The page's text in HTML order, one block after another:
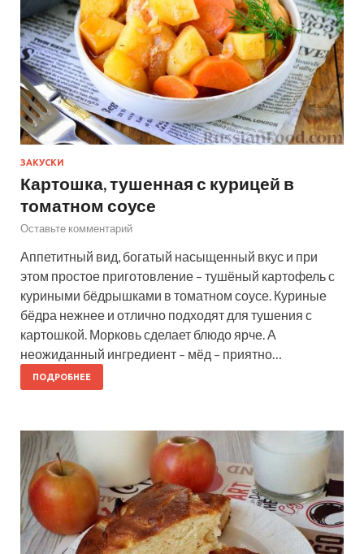
ЗАКУСКИ
Картошка, тушенная с курицей в
томатном соусе
Оставьте комментарий
Аппетитный вид, богатый насыщенный вкус и при
этом простое приготовление – тушёный картофель с
куриными бёдрышками в томатном соусе. Куриные
бёдра нежнее и отлично подходят для тушения с
картошкой. Морковь сделает блюдо ярче. А
неожиданный ингредиент – мёд – приятно…
ПОДРОБНЕЕ